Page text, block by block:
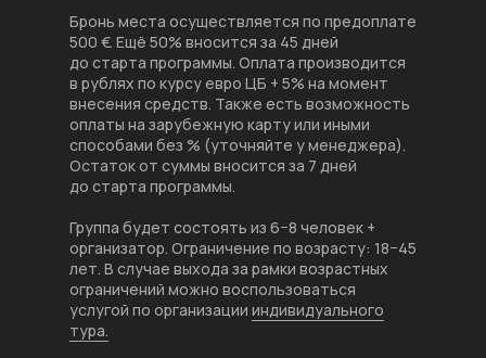
Бронь места осуществляется по предоплате
500 €. Ещё 50% вносится за 45 дней
до старта программы. Оплата производится
в рублях по курсу евро ЦБ + 5% на момент
внесения средств. Также есть возможность
оплаты на зарубежную карту или иными
способами без % (уточняйте у менеджера).
Остаток от суммы вносится за 7 дней
до старта программы.
Группа будет состоять из 6−8 человек +
организатор. Ограничение по возрасту: 18−45
лет. В случае выхода за рамки возрастных
ограничений можно воспользоваться
услугой по организации индивидуального
тура.